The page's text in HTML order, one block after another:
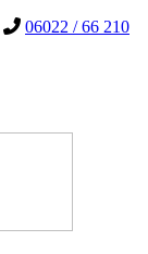
06022 / 66 210